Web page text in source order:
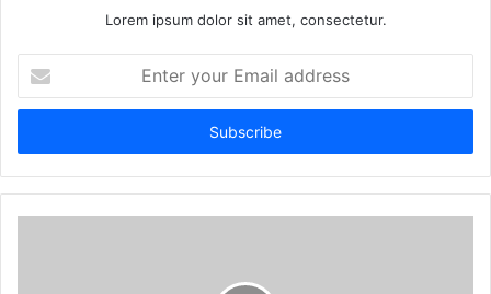
Lorem ipsum dolor sit amet, consectetur.
your
Email